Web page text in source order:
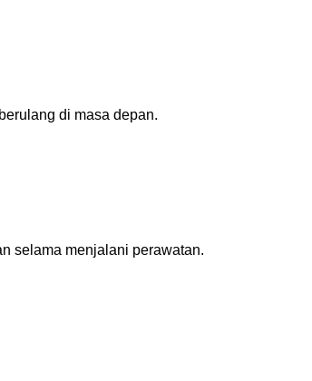
di masa depan.
selama menjalani perawatan.